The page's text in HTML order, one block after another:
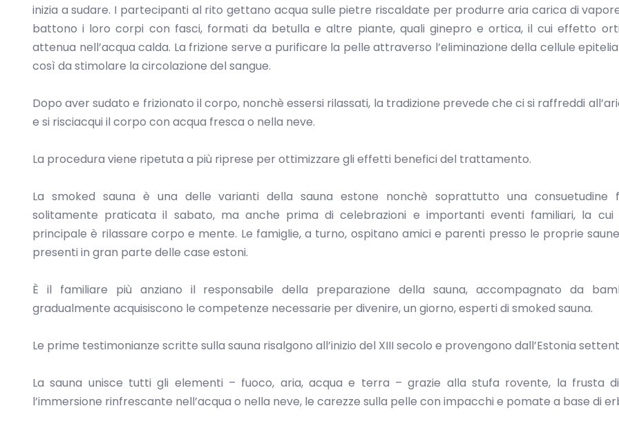
inizia a sudare. I partecipanti al rito gettano acqua sulle pietre riscaldate per produrre aria carica di
battono i loro corpi con fasci, formati da betulla e altre piante, quali ginepro e ortica, il cui effetto
attenua nell’acqua calda. La frizione serve a purificare la pelle attraverso l’eliminazione della cellule
così da stimolare la circolazione del sangue.
Dopo aver sudato e frizionato il corpo, nonchè essersi rilassati, la tradizione prevede che ci si raffreddi
e si risciacqui il corpo con acqua fresca o nella neve.
La procedura viene ripetuta a più riprese per ottimizzare gli effetti benefici del trattamento.
La smoked sauna è una delle varianti della sauna estone nonchè soprattutto una consuetudine
solitamente praticata il sabato, ma anche prima di celebrazioni e importanti eventi familiari, la cui
principale è rilassare corpo e mente. Le famiglie, a turno, ospitano amici e parenti presso le proprie
presenti in gran parte delle case estoni.
È il familiare più anziano il responsabile della preparazione della sauna, accompagnato da
gradualmente acquisiscono le competenze necessarie per divenire, un giorno, esperti di smoked sauna.
Le prime testimonianze scritte sulla sauna risalgono all’inizio del XIII secolo e provengono dall’Estonia
La sauna unisce tutti gli elementi – fuoco, aria, acqua e terra – grazie alla stufa rovente, la frusta
l’immersione rinfrescante nell’acqua o nella neve, le carezze sulla pelle con impacchi e pomate a base di